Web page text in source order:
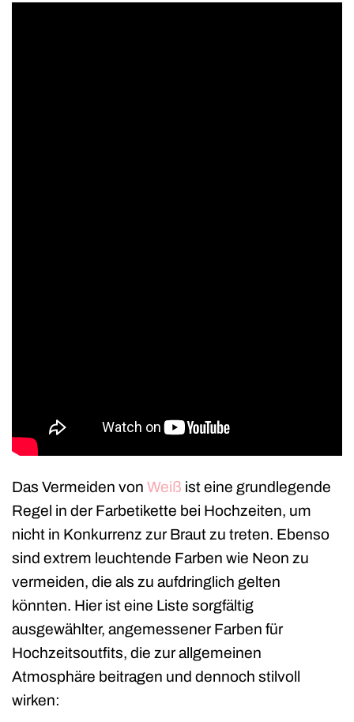
Das Vermeiden von Weiß ist eine grundlegende
Regel in der Farbetikette bei Hochzeiten, um
nicht in Konkurrenz zur Braut zu treten. Ebenso
sind extrem leuchtende Farben wie Neon zu
vermeiden, die als zu aufdringlich gelten
könnten. Hier ist eine Liste sorgfältig
ausgewählter, angemessener Farben für
Hochzeitsoutfits, die zur allgemeinen
Atmosphäre beitragen und dennoch stilvoll
wirken: